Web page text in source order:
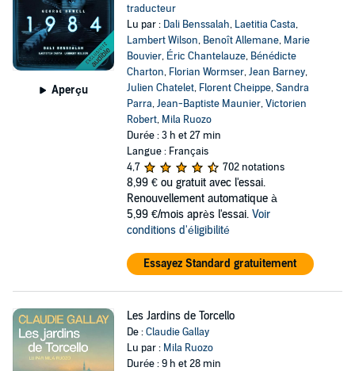
Aperçu
traducteur
Lu par : Dali Benssalah, Laetitia Casta,
Lambert Wilson, Benoît Allemane, Marie
Bouvier, Éric Chantelauze, Bénédicte
Charton, Florian Wormser,Jean Barney,
Julien Chatelet, Florent Cheippe,Sandra
Parra,Jean-Baptiste Maunier,Victorien
Robert, Mila Ruozo
Durée : 3 h et 27 min
Langue : Français
4,7
702 notations
8,99 € ou gratuit avec l'essai.
Renouvellement automatique à
5,99 €/mois après l'essai. Voir
conditions d'éligibilité
Essayez Standard gratuitement
Les Jardins de Torcello
De :Claudie Gallay
Lu par : Mila Ruozo
Durée : 9 h et 28 min